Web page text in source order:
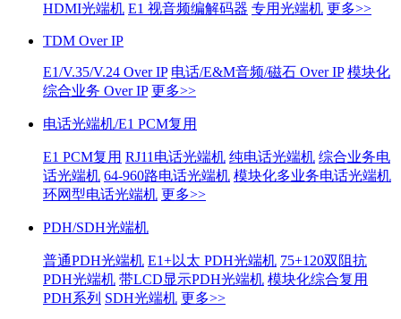
HDMI光端机 E1 视音频编解码器 专用光端机 更多>>
TDM Over IP
E1/V.35/V.24 Over IP 电话/E&M音频/磁石 Over IP 模块化
综合业务 Over IP 更多>>
电话光端机/E1 PCM复用
E1 PCM复用 RJ11电话光端机 纯电话光端机 综合业务电
话光端机 64-960路电话光端机 模块化多业务电话光端机
环网型电话光端机 更多>>
PDH/SDH光端机
普通PDH光端机 E1+以太 PDH光端机 75+120双阻抗
PDH光端机 带LCD显示PDH光端机 模块化综合复用
PDH系列 SDH光端机 更多>>